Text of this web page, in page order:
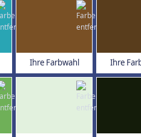
Ihre Farbwahl Ihre